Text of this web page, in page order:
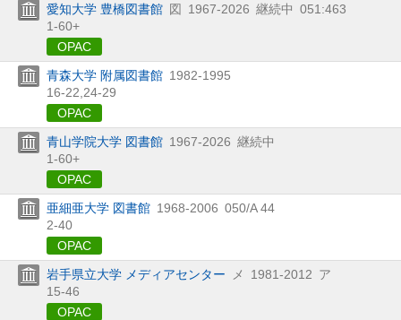
愛知大学 豊橋図書館 図 1967-2026 継続中 051:463
1-60+
OPAC
青森大学 附属図書館 1982-1995
16-22, 24-29
OPAC
青山学院大学 図書館 1967-2026 継続中
1-60+
OPAC
亜細亜大学 図書館 1968-2006 050/A 44
2-40
OPAC
岩手県立大学 メディアセンター
メ 1981-2012 ア
15-46
OPAC